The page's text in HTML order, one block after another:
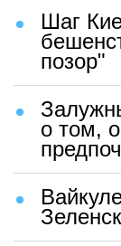
Шаг
позор"
о том,